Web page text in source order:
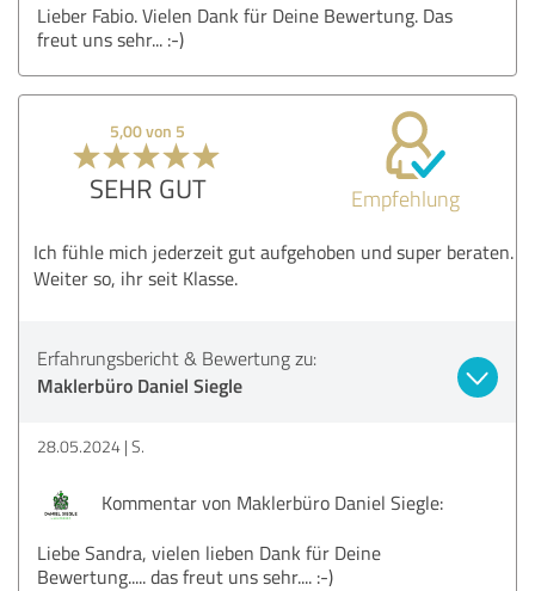
Lieber Fabio. Vielen Dank für Deine Bewertung. Das
freut uns sehr... :-)
5,00 von 5
SEHR GUT Empfehlung
Ich fühle mich jederzeit gut aufgehoben und super beraten.
Weiter so, ihr seit Klasse.
Erfahrungsbericht & Bewertung zu:
Maklerbüro Daniel Siegle
28.05.2024 S.
Kommentar von Maklerbüro Daniel Siegle:
Liebe Sandra, vielen lieben Dank für Deine
Bewertung..... das freut uns sehr.... :-)